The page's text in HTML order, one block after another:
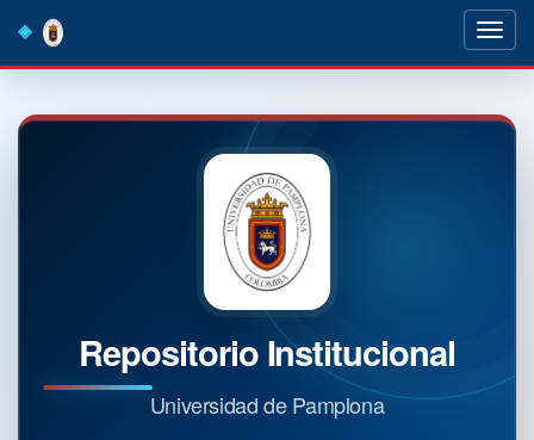
navigation
Repositorio Institucional
Universidad de Pamplona